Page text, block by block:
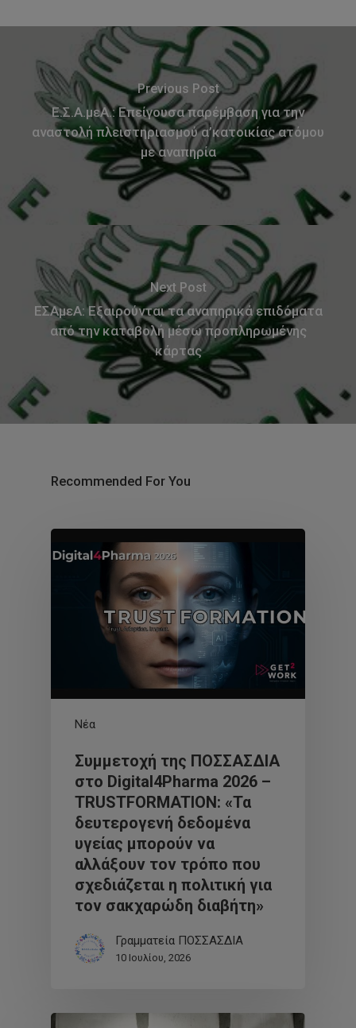
Previous Post
Ε.Σ.Α.μεΑ.: Επείγουσα παρέμβαση για την
αναστολή πλειστηριασμού α’κατοικίας ατόμου
με αναπηρία
Next Post
ΕΣΑμεΑ: Εξαιρούνται τα αναπηρικά επιδόματα
από την καταβολή μέσω προπληρωμένης
κάρτας
Recommended For You
Νέα
Συμμετοχή της ΠΟΣΣΑΣΔΙΑ
στο Digital4Pharma 2026 –
TRUSTFORMATION: «Τα
δευτερογενή δεδομένα
υγείας μπορούν να
αλλάξουν τον τρόπο που
σχεδιάζεται η πολιτική για
τον σακχαρώδη διαβήτη»
Γραμματεία ΠΟΣΣΑΣΔΙΑ
10 Ιουλίου, 2026